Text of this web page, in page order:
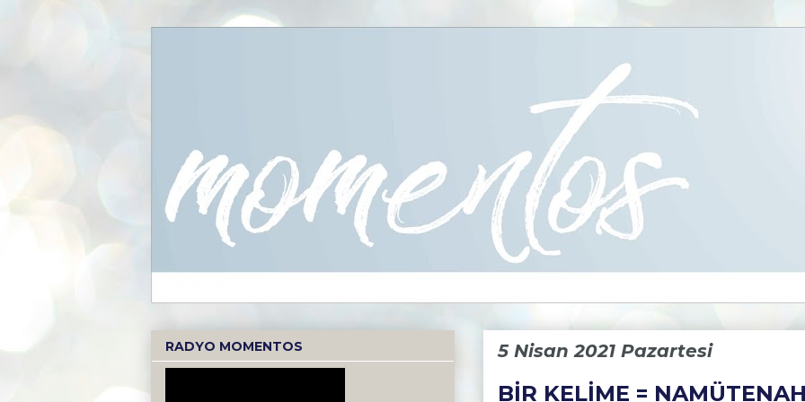
5 Nisan 2021 Pazartesi
BİR KELİME =
RADYO MOMENTOS